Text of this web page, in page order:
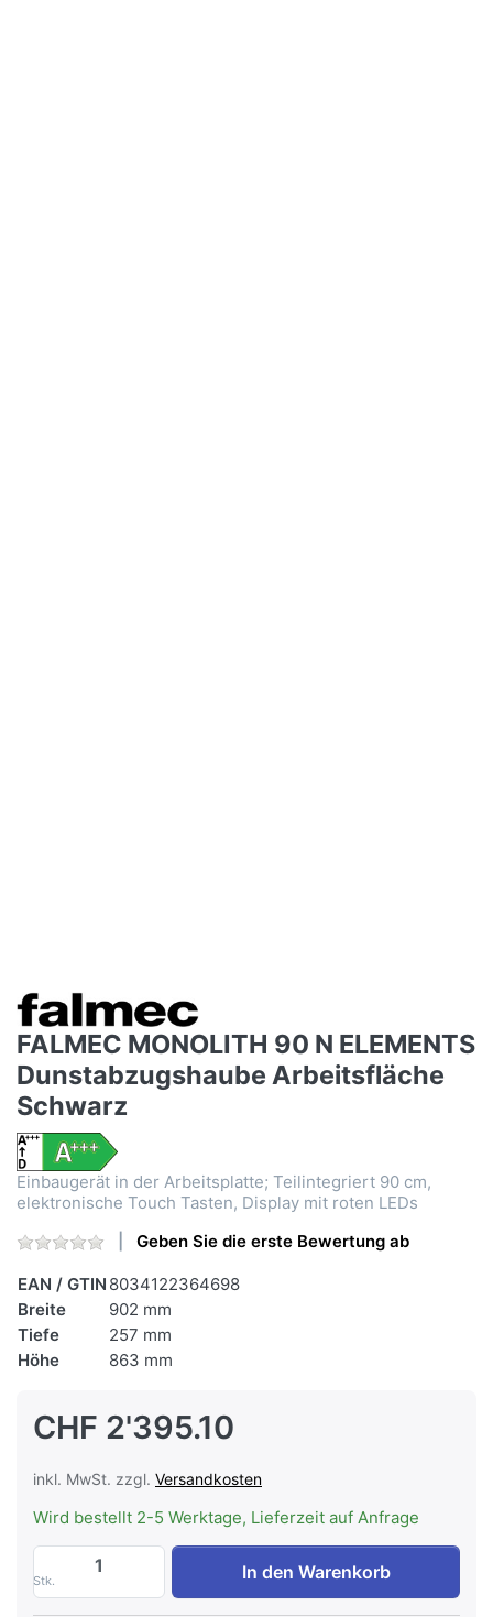
FALMEC MONOLITH 90 N ELEMENTS
Dunstabzugshaube Arbeitsfläche
Schwarz
Einbaugerät in der Arbeitsplatte; Teilintegriert 90 cm,
elektronische Touch Tasten, Display mit roten LEDs
Geben Sie die erste Bewertung ab
EAN / GTIN 8034122364698
Breite
902 mm
Tiefe
257 mm
Höhe
863 mm
CHF 2'395.10
inkl. MwSt. zzgl. Versandkosten
Wird bestellt 2-5 Werktage, Lieferzeit auf Anfrage
Stk.
FALMEC MONOLITH 90 N ELEMENTS
In den Warenkorb